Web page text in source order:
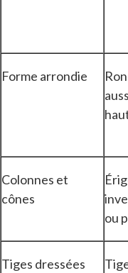
Forme arrondie
Colonnes et
cônes
ou
Tiges dressées